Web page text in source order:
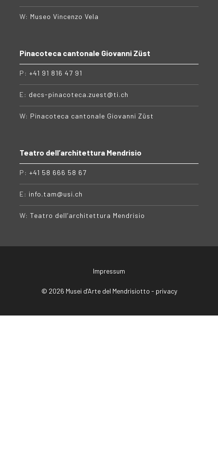
W: Museo Vincenzo Vela
Pinacoteca cantonale Giovanni Züst
P: +41 91 816 47 91
E: decs-pinacoteca.zuest@ti.ch
W: Pinacoteca cantonale Giovanni Züst
Teatro dell’architettura Mendrisio
P: +41 58 666 58 67
E: info.tam@usi.ch
W: Teatro dell’architettura Mendrisio
Impressum
© 2026 Musei d’Arte del Mendrisiotto - privacy